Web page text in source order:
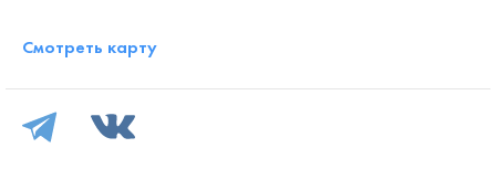
Смотреть карту